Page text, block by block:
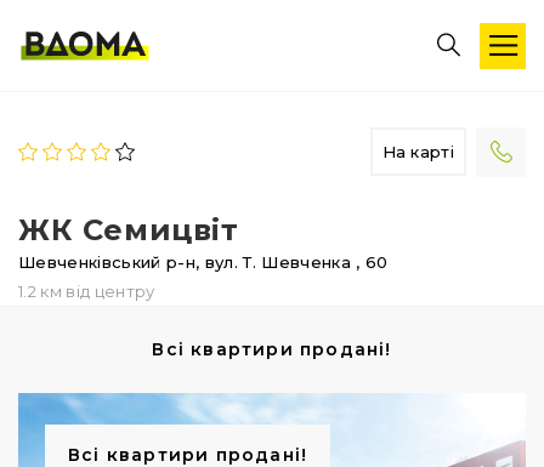
На карті
ЖК Семицвіт
Шевченківський р-н, вул. Т. Шевченка , 60
1.2 км від центру
Всі квартири продані!
Всі квартири продані!